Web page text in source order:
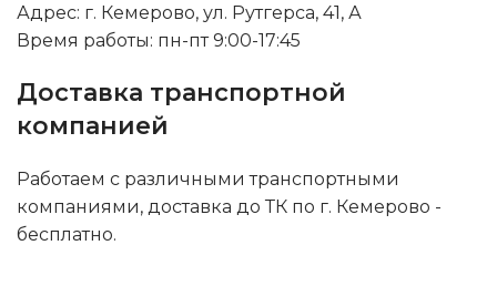
Адрес: г. Кемерово, ул. Рутгерса, 41, А
Время работы: пн-пт 9:00-17:45
Доставка транспортной
компанией
Работаем с различными транспортными
компаниями, доставка до ТК по г. Кемерово -
бесплатно.